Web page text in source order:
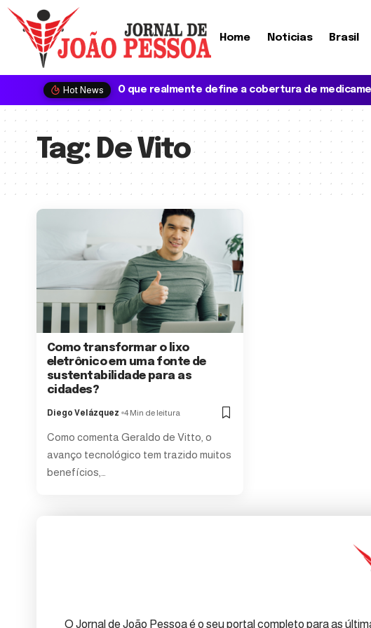
Home Noticias Brasil
Hot News
Tag: De Vito
Como transformar o lixo
eletrônico em uma fonte de
sustentabilidade para as
cidades?
Diego Velázquez 4 Min de leitura
Como comenta Geraldo de Vitto, o
avanço tecnológico tem trazido muitos
benefícios,…
O Jornal de João Pessoa é o seu portal completo para as